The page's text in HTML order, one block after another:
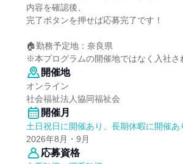
内容を確認後、
完了ボタンを押せば応募完了です！
🏠勤務予定地：奈良県
※本プログラムの開催地ではなく入社さ
開催地
オンライン
社会福祉法人協同福祉会
開催月
土日祝日に開催あり、長期休暇に開催あ
2026年8月・9月
応募資格